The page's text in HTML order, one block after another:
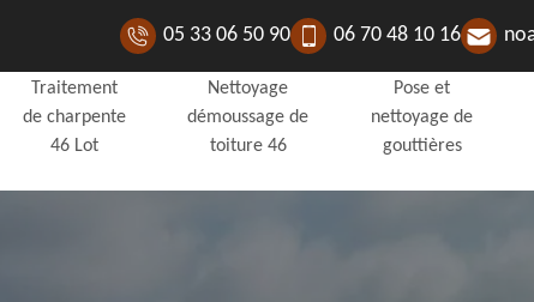
05 33 06 50 90 06 70 48 10 16
Traitement
de charpente
46 Lot
Nettoyage
démoussage de
toiture 46
Pose et
nettoyage de
gouttières